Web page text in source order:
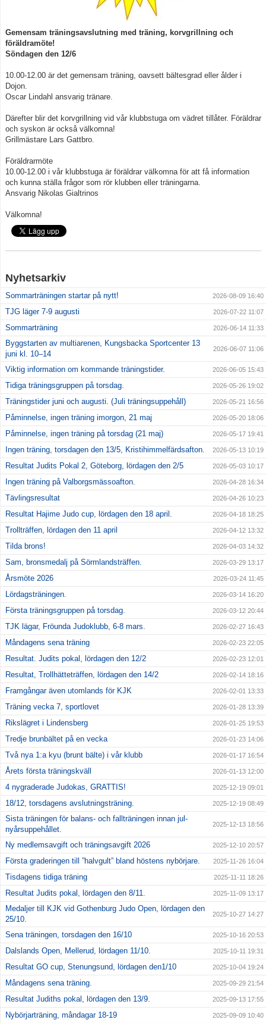
Om klubben
Gradering
Bildgalleri
styrelse
Gemensam träningsavslutning med träning, korvgrillning och
föräldramöte!
Söndagen den 12/6
10.00-12.00 är det gemensam träning, oavsett bältesgrad eller ålder i
Dojon.
Oscar Lindahl ansvarig tränare.
Därefter blir det korvgrillning vid vår klubbstuga om vädret tillåter. Föräldrar
och syskon är också välkomna!
Grillmästare Lars Gattbro.
Föräldrarmöte
10.00-12.00 i vår klubbstuga är föräldrar välkomna för att få information
och kunna ställa frågor som rör klubben eller träningarna.
Ansvarig Nikolas Gialtrinos
Välkomna!
Nyhetsarkiv
Sommarträningen startar på nytt! 2026-08-09 16:40
TJG läger 7-9 augusti 2026-07-22 11:07
Sommarträning 2026-06-14 11:33
Byggstarten av multiarenen, Kungsbacka Sportcenter 13
juni kl. 10–14
2026-06-07 11:06
Viktig information om kommande träningstider. 2026-06-05 15:43
Tidiga träningsgruppen på torsdag. 2026-05-26 19:02
Träningstider juni och augusti. (Juli träningsuppehåll) 2026-05-21 16:56
Påminnelse, ingen träning imorgon, 21 maj 2026-05-20 18:06
Påminnelse, ingen träning på torsdag (21 maj) 2026-05-17 19:41
Ingen träning, torsdagen den 13/5, Kristihimmelfärdsafton. 2026-05-13 10:19
Resultat Judits Pokal 2, Göteborg, lördagen den 2/5 2026-05-03 10:17
Ingen träning på Valborgsmässoafton. 2026-04-28 16:34
Tävlingsresultat 2026-04-26 10:23
Resultat Hajime Judo cup, lördagen den 18 april. 2026-04-18 18:25
Trollträffen, lördagen den 11 april 2026-04-12 13:32
Tilda brons! 2026-04-03 14:32
Sam, bronsmedalj på Sörmlandsträffen. 2026-03-29 13:17
Årsmöte 2026 2026-03-24 11:45
Lördagsträningen. 2026-03-14 16:20
Första träningsgruppen på torsdag. 2026-03-12 20:44
TJK lägar, Fröunda Judoklubb, 6-8 mars. 2026-02-27 16:43
Måndagens sena träning 2026-02-23 22:05
Resultat. Judits pokal, lördagen den 12/2 2026-02-23 12:01
Resultat, Trollhätteträffen, lördagen den 14/2 2026-02-14 18:16
Framgångar även utomlands för KJK 2026-02-01 13:33
Träning vecka 7, sportlovet 2026-01-28 13:39
Rikslägret i Lindensberg 2026-01-25 19:53
Tredje brunbältet på en vecka 2026-01-23 14:06
Två nya 1:a kyu (brunt bälte) i vår klubb 2026-01-17 16:54
Årets första träningskväll 2026-01-13 12:00
4 nygraderade Judokas, GRATTIS! 2025-12-19 09:01
18/12, torsdagens avslutningsträning. 2025-12-19 08:49
Sista träningen för balans- och fallträningen innan jul-
nyårsuppehållet.
2025-12-13 18:56
Ny medlemsavgift och träningsavgift 2026 2025-12-10 20:57
Första graderingen till ”halvgult” bland höstens nybörjare. 2025-11-26 16:04
Tisdagens tidiga träning 2025-11-11 18:26
Resultat Judits pokal, lördagen den 8/11. 2025-11-09 13:17
Medaljer till KJK vid Gothenburg Judo Open, lördagen den
25/10.
2025-10-27 14:27
Sena träningen, torsdagen den 16/10 2025-10-16 20:53
Dalslands Open, Mellerud, lördagen 11/10. 2025-10-11 19:31
Resultat GO cup, Stenungsund, lördagen den1/10 2025-10-04 19:24
Måndagens sena träning. 2025-09-29 21:54
Resultat Judiths pokal, lördagen den 13/9. 2025-09-13 17:55
Nybörjarträning, måndagar 18-19 2025-09-09 10:40